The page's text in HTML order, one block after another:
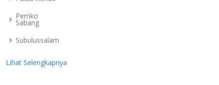
Pemko
Sabang
Subulussalam
Lihat Selengkapnya